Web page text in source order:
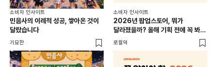
소비자 인사이트
민음사의 이례적 성공, 쌓아온 것이
달랐습니다
기묘한
소비자 인사이트
2026년 팝업스토어, 뭐가
달라졌을까? 올해 기획 전에 꼭 봐야
할 트렌드 4가지
로컬덕